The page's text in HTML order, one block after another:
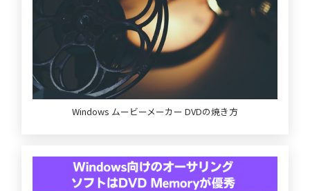
Windows ムービーメーカー DVDの焼き方